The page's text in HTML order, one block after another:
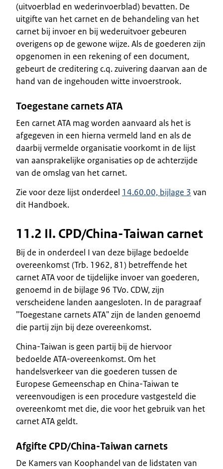
(uitvoerblad en wederinvoerblad) bevatten. De
uitgifte van het carnet en de behandeling van het
carnet bij invoer en bij wederuitvoer gebeuren
overigens op de gewone wijze. Als de goederen zijn
opgenomen in een rekening of een document,
gebeurt de creditering c.q. zuivering daarvan aan de
hand van de ingehouden witte invoerstrook.
Toegestane carnets ATA
Een carnet ATA mag worden aanvaard als het is
afgegeven in een hierna vermeld land en als de
daarbij vermelde organisatie voorkomt in de lijst
van aansprakelijke organisaties op de achterzijde
van de omslag van het carnet.
Zie voor deze lijst onderdeel 14.60.00, bijlage 3 van
dit Handboek.
11.2 II. CPD/China-Taiwan carnet
Bij de in onderdeel I van deze bijlage bedoelde
overeenkomst (Trb. 1962, 81) betreffende het
carnet ATA voor de tijdelijke invoer van goederen,
genoemd in de bijlage 96 TVo. CDW, zijn
verscheidene landen aangesloten. In de paragraaf
"Toegestane carnets ATA" zijn de landen genoemd
die partij zijn bij deze overeenkomst.
China-Taiwan is geen partij bij de hiervoor
bedoelde ATA-overeenkomst. Om het
handelsverkeer van die goederen tussen de
Europese Gemeenschap en China-Taiwan te
vereenvoudigen is een procedure vastgesteld die
overeenkomt met die, die voor het gebruik van het
carnet ATA geldt.
Afgifte CPD/China-Taiwan carnets
De Kamers van Koophandel van de lidstaten van